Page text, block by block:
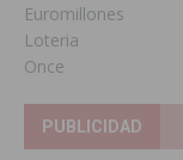
Euromillones
Loteria
Once
PUBLICIDAD